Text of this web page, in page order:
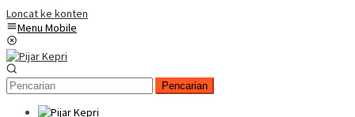
Loncat ke konten
Menu Mobile
Pencarian